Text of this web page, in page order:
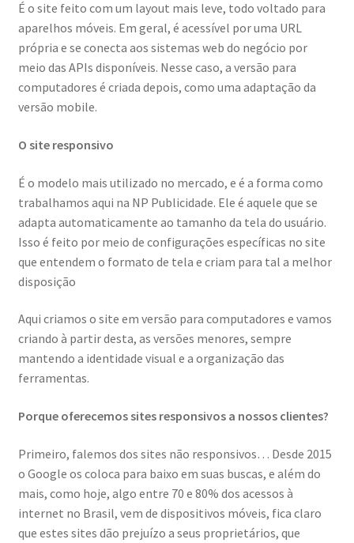
É o site feito com um layout mais leve, todo voltado para
aparelhos móveis. Em geral, é acessível por uma URL
própria e se conecta aos sistemas web do negócio por
meio das APIs disponíveis. Nesse caso, a versão para
computadores é criada depois, como uma adaptação da
versão mobile.
O site responsivo
É o modelo mais utilizado no mercado, e é a forma como
trabalhamos aqui na NP Publicidade. Ele é aquele que se
adapta automaticamente ao tamanho da tela do usuário.
Isso é feito por meio de configurações específicas no site
que entendem o formato de tela e criam para tal a melhor
disposição
Aqui criamos o site em versão para computadores e vamos
criando à partir desta, as versões menores, sempre
mantendo a identidade visual e a organização das
ferramentas.
Porque oferecemos sites responsivos a nossos clientes?
Primeiro, falemos dos sites não responsivos… Desde 2015
o Google os coloca para baixo em suas buscas, e além do
mais, como hoje, algo entre 70 e 80% dos acessos à
internet no Brasil, vem de dispositivos móveis, fica claro
que estes sites dão prejuízo a seus proprietários, que